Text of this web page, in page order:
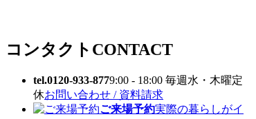
コンタクト CONTACT
tel.0120-933-8779:00 - 18:00 毎週水・木曜定
休お問い合わせ / 資料請求
ご来場予約実際の暮らしがイ